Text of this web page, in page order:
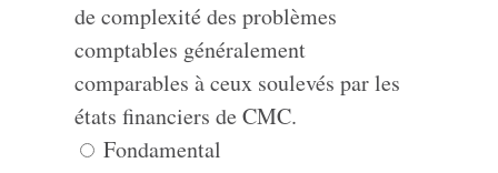
de complexité des problèmes
comptables généralement
comparables à ceux soulevés par les
états financiers de CMC.
Fondamental